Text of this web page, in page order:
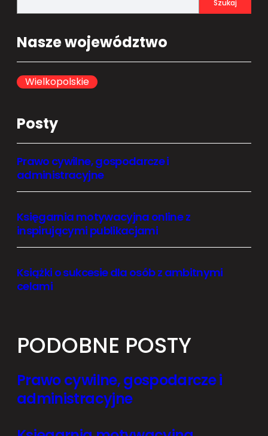
e
r
c
h
Szukaj
Nasze województwo
Wielkopolskie
Posty
Prawo cywilne, gospodarcze i
administracyjne
Księgarnia motywacyjna online z
inspirującymi publikacjami
Książki o sukcesie dla osób z ambitnymi
celami
PODOBNE POSTY
Prawo cywilne, gospodarcze i
administracyjne